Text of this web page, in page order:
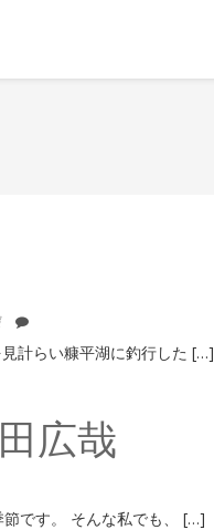
計らい糠平湖に釣行した […]
広哉
です。 そんな私でも、 […]